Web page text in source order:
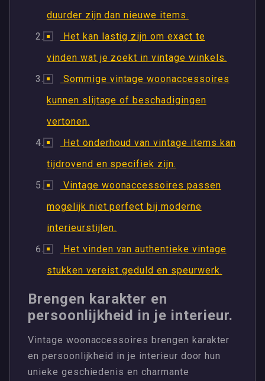
duurder zijn dan nieuwe items.
Het kan lastig zijn om exact te
vinden wat je zoekt in vintage winkels.
Sommige vintage woonaccessoires
kunnen slijtage of beschadigingen
vertonen.
Het onderhoud van vintage items kan
tijdrovend en specifiek zijn.
Vintage woonaccessoires passen
mogelijk niet perfect bij moderne
interieurstijlen.
Het vinden van authentieke vintage
stukken vereist geduld en speurwerk.
Brengen karakter en
persoonlijkheid in je interieur.
Vintage woonaccessoires brengen karakter
en persoonlijkheid in je interieur door hun
unieke geschiedenis en charmante